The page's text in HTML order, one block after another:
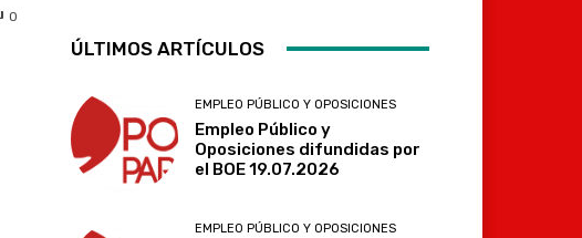
0
ÚLTIMOS ARTÍCULOS
EMPLEO PÚBLICO Y OPOSICIONES
Empleo Público y
Oposiciones difundidas por
el BOE 19.07.2026
EMPLEO PÚBLICO Y OPOSICIONES